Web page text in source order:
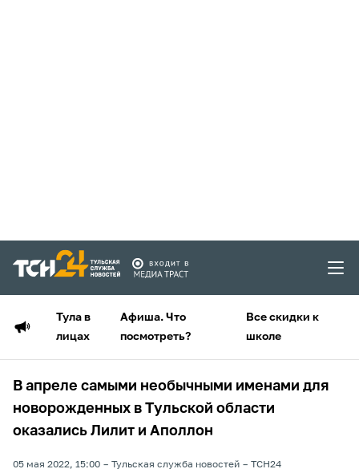
Тула в
лицах
Афиша. Что
посмотреть?
Все скидки к
школе
В апреле самыми необычными именами для
новорожденных в Тульской области
оказались Лилит и Аполлон
05 мая 2022, 15:00 Тульская служба новостей ТСН24